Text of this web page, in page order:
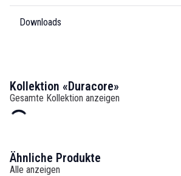
Downloads
Kollektion «Duracore»
Gesamte Kollektion anzeigen
Ähnliche Produkte
Alle anzeigen